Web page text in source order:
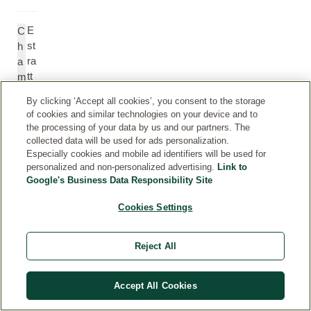
C
h
a
m
E
st
ra
tt
di
fi
or
i
di
c
ill
a
By clicking ‘Accept all cookies’, you consent to the storage
of cookies and similar technologies on your device and to
the processing of your data by us and our partners. The
collected data will be used for ads personalization.
Especially cookies and mobile ad identifiers will be used for
personalized and non-personalized advertising. Link to
Google's Business Data Responsibility Site
Cookies Settings
Reject All
Accept All Cookies